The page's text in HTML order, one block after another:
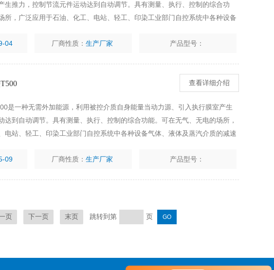
生推力，控制节流元件运动达到自动调节。具有测量、执行、控制的综合功
所，广泛应用于石油、化工、电站、轻工、印染工业部门自控系统中各种设备
04 厂商性质：生产厂家 产品型号：
查看详细介绍
是一种无需外加能源，利用被控介质自身能量当动力源、引入执行膜室产生
达到自动调节。具有测量、执行、控制的综合功能。可在无气、无电的场所，
电站、轻工、印染工业部门自控系统中各种设备气体、液体及蒸汽介质的减速
09 厂商性质：生产厂家 产品型号：
页 下一页 末页 跳转到第 页